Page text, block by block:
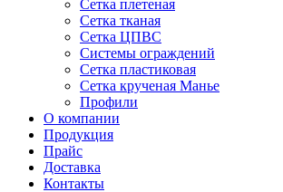
Сетка плетеная
Сетка тканая
Сетка ЦПВС
Системы ограждений
Сетка пластиковая
Сетка крученая Манье
Профили
О компании
Продукция
Прайс
Доставка
Контакты